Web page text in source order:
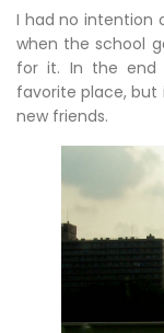
I had no intention
when the school
for it. In the end
favorite place, but
new friends.